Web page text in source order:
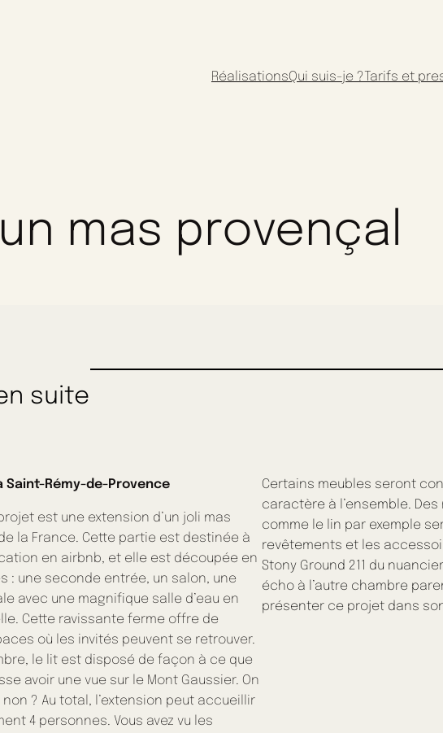
RéalisationsQui suis-je ? Tarifs et
mas provençal
suite
Saint-Rémy-de-Provence
est une extension d’un joli mas
la France. Cette partie est destinée à
en airbnb, et elle est découpée en
: une seconde entrée, un salon, une
avec une magnifique salle d’eau en
Cette ravissante ferme offre de
où les invités peuvent se retrouver.
le lit est disposé de façon à ce que
avoir une vue sur le Mont Gaussier. On
? Au total, l’extension peut accueillir
4 personnes. Vous avez vu les
Certains meubles seront
caractère à l’ensemble.
comme le lin par exemple
revêtements et les
Stony Ground 211 du
écho à l’autre chambre
présenter ce projet dans